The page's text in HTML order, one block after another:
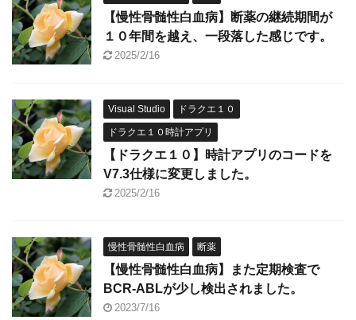
【慢性骨髄性白血病】断薬の継続期間が
１０年間を越え、一段落した感じです。
2025/2/16
Visual Studio ドラクエ１０
ドラクエ１０時計アプリ
【ドラクエ１０】時計アプリのコードを
V7.3仕様に変更しました。
2025/2/16
慢性骨髄性白血病 断薬
【慢性骨髄性白血病】また定期検査で
BCR-ABLが少し検出されました。
2023/7/16